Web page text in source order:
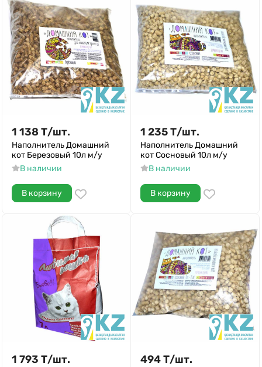
1 138 Т/шт.
Наполнитель Домашний
кот Березовый 10л м/у
В наличии
В корзину
1 235Т/шт.
Наполнитель Домашний
кот Сосновый 10л м/у
В наличии
В корзину
1 793 Т/шт. 494Т/шт.